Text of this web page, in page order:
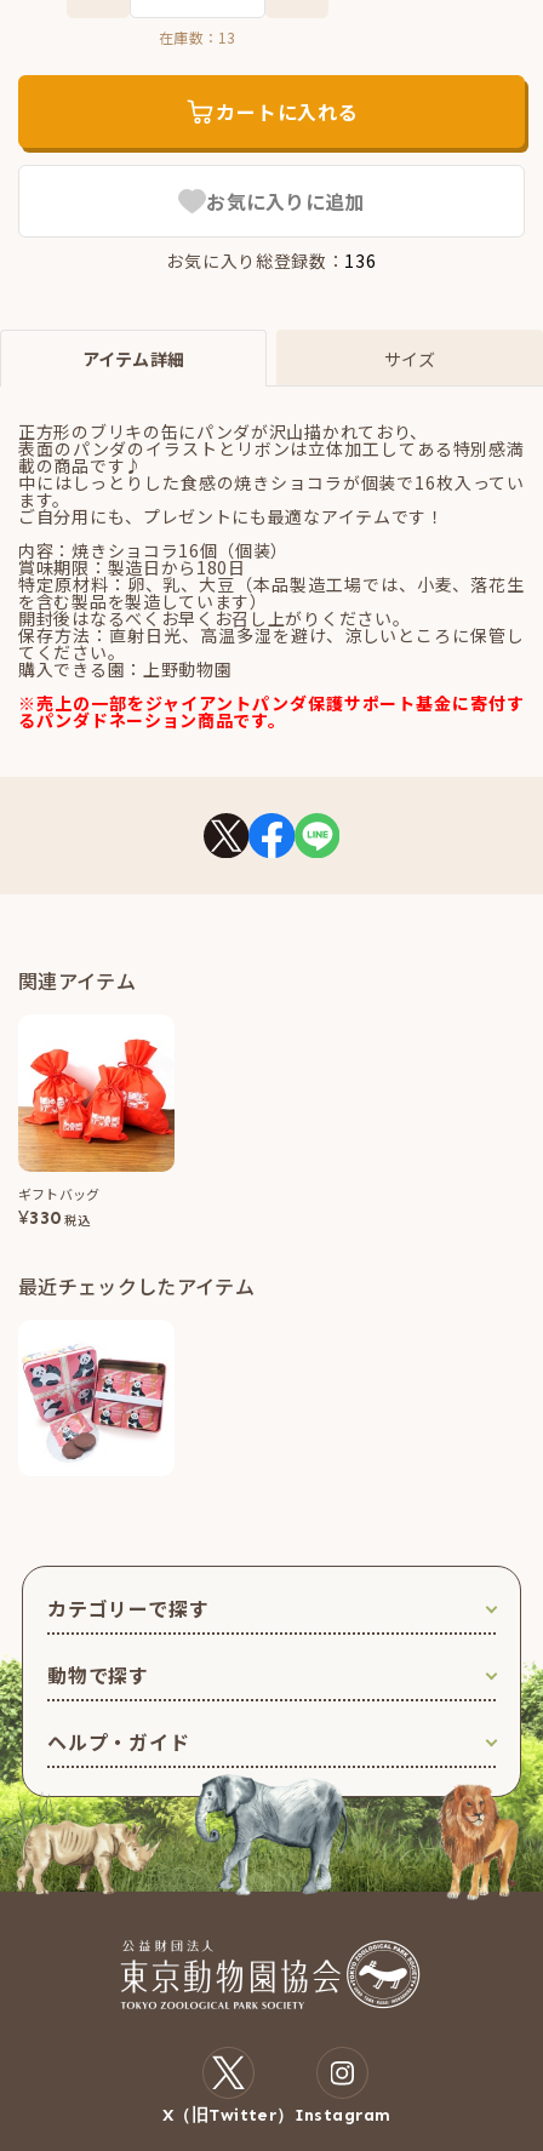
お気に入りに追加
お気に入り総登録数： 136
在庫数： 13
カートに入れる
アイテム詳細 サイズ
正方形のブリキの缶にパンダが沢山描かれており、
表面のパンダのイラストとリボンは立体加工してある特別感満
載の商品です♪
中にはしっとりした食感の焼きショコラが個装で16枚入ってい
ます。
ご自分用にも、プレゼントにも最適なアイテムです！
内容：焼きショコラ16個（個装）
賞味期限：製造日から180日
特定原材料：卵、乳、大豆（本品製造工場では、小麦、落花生
を含む製品を製造しています）
開封後はなるべくお早くお召し上がりください。
保存方法：直射日光、高温多湿を避け、涼しいところに保管し
てください。
購入できる園：上野動物園
※売上の一部をジャイアントパンダ保護サポート基金に寄付す
るパンダドネーション商品です。
関連アイテム
ギフトバッグ
¥330 税込
最近チェックしたアイテム
カテゴリーで探す
動物で探す
ヘルプ・ガイド
X（旧Twitter） Instagram